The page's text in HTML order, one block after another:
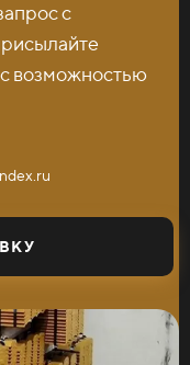
с
возможностью